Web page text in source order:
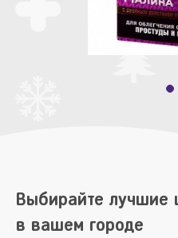
Выбирайте лучшие
в вашем городе